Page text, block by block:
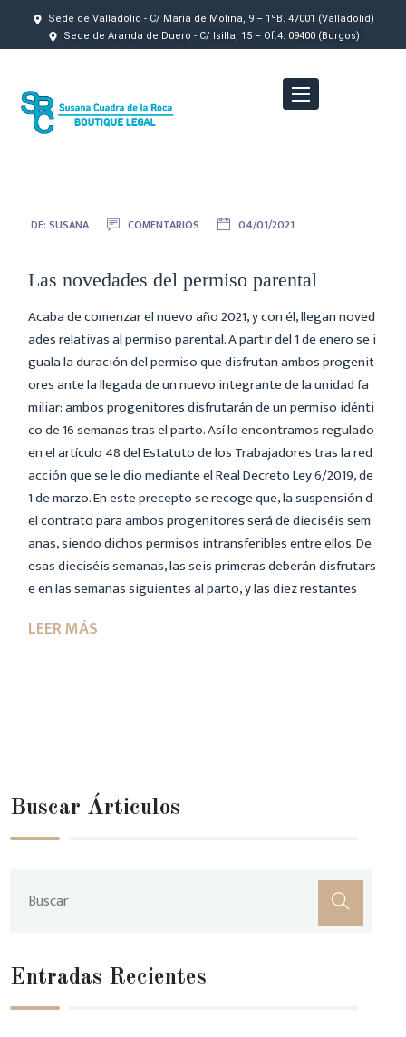
Sede de Valladolid - C/ María de Molina, 9 – 1ºB. 47001 (Valladolid)
Sede de Aranda de Duero - C/ Isilla, 15 – Of.4. 09400 (Burgos)
DE:SUSANA COMENTARIOS 04/01/2021
Las novedades del permiso parental
Acaba de comenzar el nuevo año 2021, y con él, llegan noved
ades relativas al permiso parental. A partir del 1 de enero se i
guala la duración del permiso que disfrutan ambos progenit
ores ante la llegada de un nuevo integrante de la unidad fa
miliar: ambos progenitores disfrutarán de un permiso idénti
co de 16 semanas tras el parto. Así lo encontramos regulado
en el artículo 48 del Estatuto de los Trabajadores tras la red
acción que se le dio mediante el Real Decreto Ley 6/2019, de
1 de marzo. En este precepto se recoge que, la suspensión d
el contrato para ambos progenitores será de dieciséis sem
anas, siendo dichos permisos intransferibles entre ellos. De
esas dieciséis semanas, las seis primeras deberán disfrutars
e en las semanas siguientes al parto, y las diez restantes
Buscar Árticulos
Entradas Recientes